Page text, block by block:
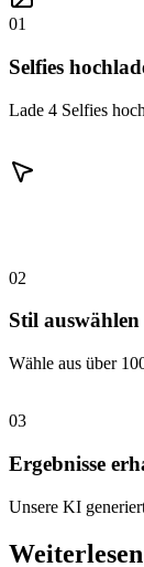
01
Selfies
Lade 4 Selfies
02
Stil auswählen
Wähle aus über
03
Ergebnisse
Unsere KI
Weiterlesen